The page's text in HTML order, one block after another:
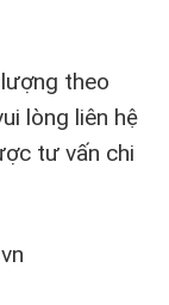
theo
lòng liên hệ
tư vấn chi